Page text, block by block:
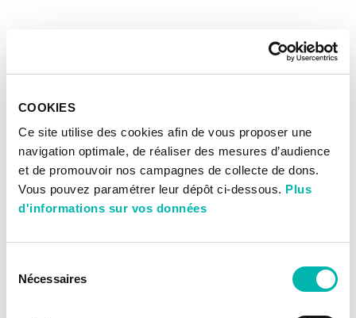
COOKIES
Ce site utilise des cookies afin de vous proposer une
navigation optimale, de réaliser des mesures d’audience
et de promouvoir nos campagnes de collecte de dons.
Vous pouvez paramétrer leur dépôt ci-dessous. Plus
d'informations sur vos données
Nécessaires